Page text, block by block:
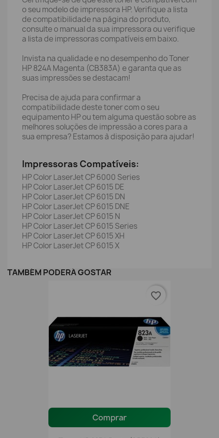
o seu modelo de impressora HP. Verifique a lista
de compatibilidade na página do produto,
consulte o manual da sua impressora ou verifique
a lista de impressoras compatíveis em baixo.
Invista na qualidade e no desempenho do Toner
HP 824A Magenta (CB383A) e garanta que as
suas impressões se destacam!
Precisa de ajuda para confirmar a
compatibilidade deste toner com o seu
equipamento HP ou tem alguma questão sobre as
melhores soluções de impressão a cores para a
sua empresa? Estamos à disposição para ajudar!
Impressoras Compatíveis:
HP Color LaserJet CP 6000 Series
HP Color LaserJet CP 6015 DE
HP Color LaserJet CP 6015 DN
HP Color LaserJet CP 6015 DNE
HP Color LaserJet CP 6015 N
HP Color LaserJet CP 6015 Series
HP Color LaserJet CP 6015 XH
HP Color LaserJet CP 6015 X
TAMBÉM PODERÁ GOSTAR
Comprar
favorite_border